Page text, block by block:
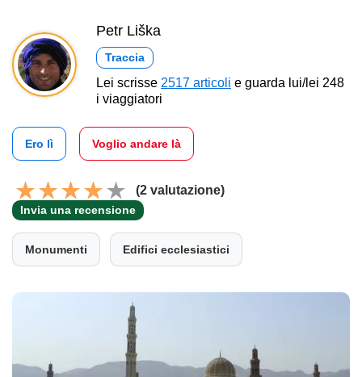
Petr Liška
Traccia
Lei scrisse 2517 articoli e guarda lui/lei 248
i viaggiatori
Ero lì Voglio andare là
(2 valutazione)
Invia una recensione
Monumenti Edifici ecclesiastici